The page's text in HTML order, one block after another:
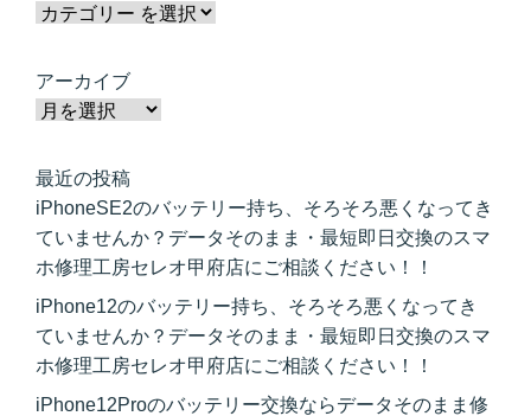
アーカイブ
最近の投稿
iPhoneSE2のバッテリー持ち、そろそろ悪くなってき
ていませんか？データそのまま・最短即日交換のスマ
ホ修理工房セレオ甲府店にご相談ください！！
iPhone12のバッテリー持ち、そろそろ悪くなってき
ていませんか？データそのまま・最短即日交換のスマ
ホ修理工房セレオ甲府店にご相談ください！！
iPhone12Proのバッテリー交換ならデータそのまま修